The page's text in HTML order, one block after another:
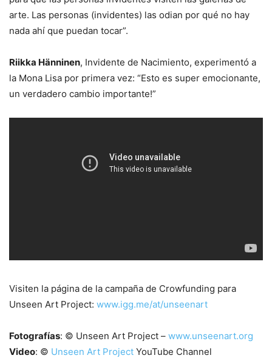
arte. Las personas (invidentes) las odian por qué no hay
nada ahí que puedan tocar”.
Riikka Hänninen, Invidente de Nacimiento, experimentó a
la Mona Lisa por primera vez: “Esto es super emocionante,
un verdadero cambio importante!”
Visiten la página de la campaña de Crowfunding para
Unseen Art Project: www.igg.me/at/unseenart
Fotografías: © Unseen Art Project – www.unseenart.org
Video: © Unseen Art Project YouTube Channel